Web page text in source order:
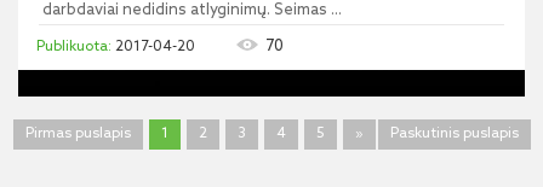
darbdaviai nedidins atlyginimų. Seimas ...
2017-04-20 70
Pirmas puslapis 1 2 3 4 5 » Paskutinis puslapis